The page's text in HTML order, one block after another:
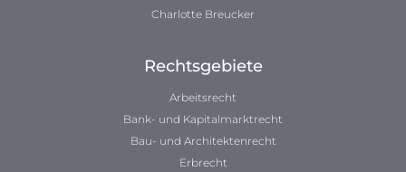
Charlotte Breucker
Rechtsgebiete
Arbeitsrecht
Bank- und Kapitalmarktrecht
Bau- und Architektenrecht
Erbrecht